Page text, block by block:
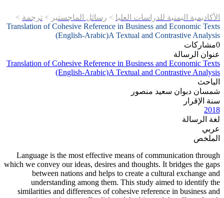
الأكاديمية اليمنية للدراسات العليا > رسائل الماجستير > ترجمة >
Translation of Cohesive Reference in Business and Economic Texts
(English-Arabic)A Textual and Contrastive Analysis
0مشاركات
عنوان الرسالة
Translation of Cohesive Reference in Business and Economic Texts
(English-Arabic)A Textual and Contrastive Analysis
الباحث
شمسان دبوان سعيد منصور
سنة الإقرار
2018
لغة الرسالة
عربي
الملخص
Language is the most effective means of communication through
which we convey our ideas, desires and thoughts. It bridges the gaps
between nations and helps to create a cultural exchange and
understanding among them. This study aimed to identify the
similarities and differences of cohesive reference in business and